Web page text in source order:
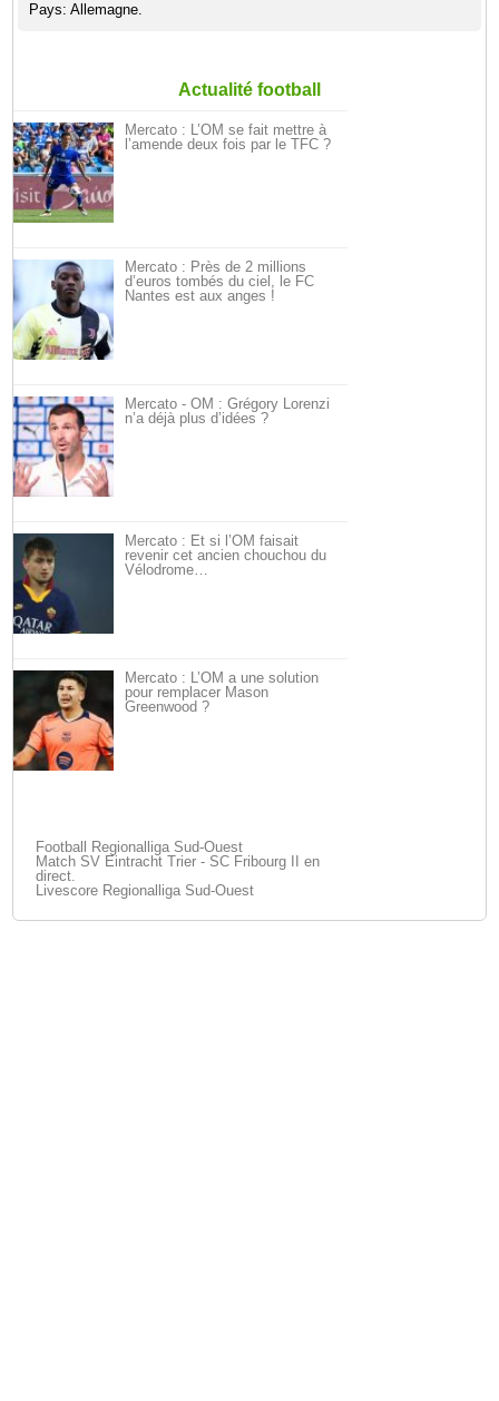
Pays: Allemagne.
Actualité football
Mercato : L’OM se fait mettre à
l’amende deux fois par le TFC ?
Mercato : Près de 2 millions
d’euros tombés du ciel, le FC
Nantes est aux anges !
Mercato - OM : Grégory Lorenzi
n’a déjà plus d’idées ?
Mercato : Et si l’OM faisait
revenir cet ancien chouchou du
Vélodrome…
Mercato : L’OM a une solution
pour remplacer Mason
Greenwood ?
Football Regionalliga Sud-Ouest
Match SV Eintracht Trier - SC Fribourg II en
direct.
Livescore Regionalliga Sud-Ouest